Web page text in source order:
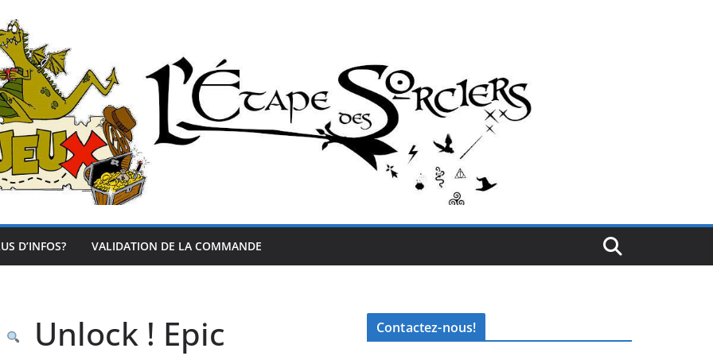
D’INFOS? VALIDATION DE LA COMMANDE
Unlock ! Epic
Contactez-nous!